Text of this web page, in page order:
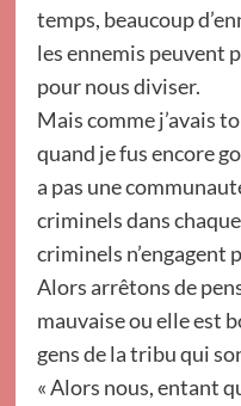
temps, beaucoup
les ennemis peuvent
pour nous diviser.
Mais comme j’avais
quand je fus encore
a pas une
criminels dans
criminels n’engagent
Alors arrêtons de
mauvaise ou elle est
gens de la tribu qui
« Alors nous, entant